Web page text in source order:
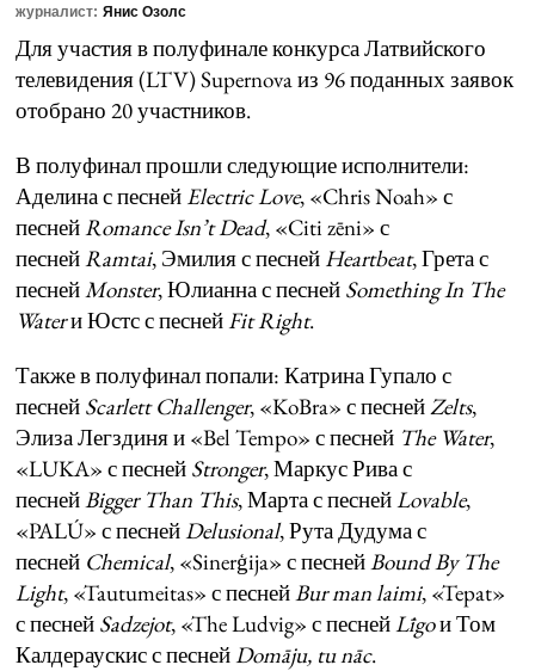
журналист: Янис Озолс
Для участия в полуфинале конкурса Латвийского
телевидения (LTV) Supernova из 96 поданных заявок
отобрано 20 участников.
В полуфинал прошли следующие исполнители:
Аделина с песней Electric Love, «Chris Noah» с
песнейRomance Isn’t Dead, «Citi zēni» с
песнейRamtai, Эмилия с песней Heartbeat, Грета с
песнейMonster, Юлианна с песней Something In The
Waterи Юстс с песнейFit Right.
Также в полуфинал попали: Катрина Гупало с
песней Scarlett Challenger, «KoBra» с песнейZelts,
Элиза Легздиня и «Bel Tempo» с песней The Water,
«LUKA» с песней Stronger, Маркус Рива с
песнейBigger Than This, Марта с песнейLovable,
«PALÚ» с песнейDelusional, Рута Дудума с
песней Chemical, «Sinerģija» с песнейBound By The
Light, «Tautumeitas» с песнейBur man laimi, «Tepat»
с песней Sadzejot, «The Ludvig» с песнейLīgoи Том
Калдераускис с песнейDomāju, tu nāc.